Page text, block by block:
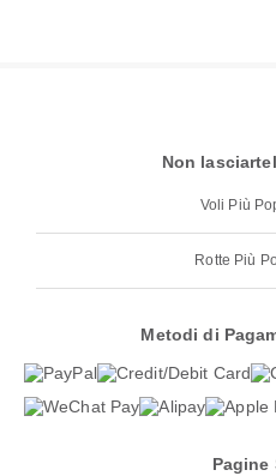
Non
Voli Più
Rotte Più
Metodi di
Pagine